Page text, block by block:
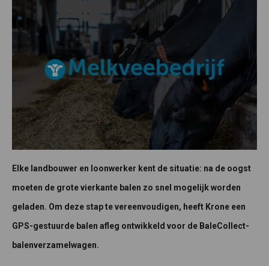
Elke landbouwer en loonwerker kent de situatie: na de oogst
moeten de grote vierkante balen zo snel mogelijk worden
geladen. Om deze stap te vereenvoudigen, heeft Krone een
GPS-gestuurde balen afleg ontwikkeld voor de BaleCollect-
balenverzamelwagen.